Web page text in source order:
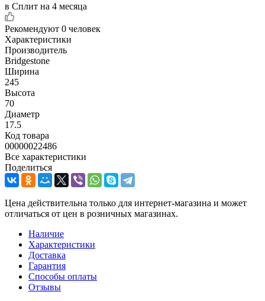
в Сплит на 4 месяца
Рекомендуют 0 человек
Характеристики
Производитель
Bridgestone
Ширина
245
Высота
70
Диаметр
17.5
Код товара
00000022486
Все характеристики
Поделиться
Цена действительна только для интернет-магазина и может
отличаться от цен в розничных магазинах.
Наличие
Характеристики
Доставка
Гарантия
Способы оплаты
Отзывы